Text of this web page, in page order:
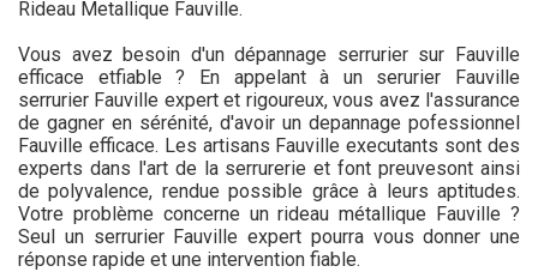
Rideau Metallique Fauville.
Vous avez besoin d'un dépannage serrurier sur Fauville
efficace etfiable ? En appelant à un serurier Fauville
serrurier Fauville expert et rigoureux, vous avez l'assurance
de gagner en sérénité, d'avoir un depannage pofessionnel
Fauville efficace. Les artisans Fauville executants sont des
experts dans l'art de la serrurerie et font preuvesont ainsi
de polyvalence, rendue possible grâce à leurs aptitudes.
Votre problème concerne un rideau métallique Fauville ?
Seul un serrurier Fauville expert pourra vous donner une
réponse rapide et une intervention fiable.